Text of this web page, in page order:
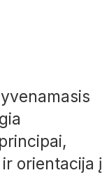
orientacija į